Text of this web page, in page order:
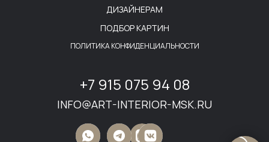
+7 915 075 94 08
INFO@ART-INTERIOR-MSK.RU
ПОЛИТИКА КОНФИДЕНЦИАЛЬНОСТИ
ДИЗАЙНЕРАМ
ПОДБОР КАРТИН